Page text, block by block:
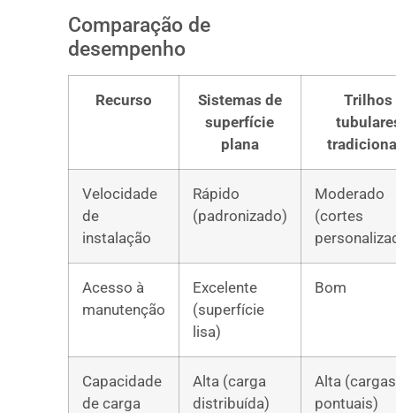
Comparação de
desempenho
Recurso
Sistemas de
superfície
plana
Trilhos
Velocidade
de
instalação
Rápido
(padronizado)
Moderado
(cortes
Acesso à
manutenção
Excelente
(superfície
lisa)
Bom
Capacidade
de carga
Alta (carga
distribuída)
Alta (cargas
pontuais)